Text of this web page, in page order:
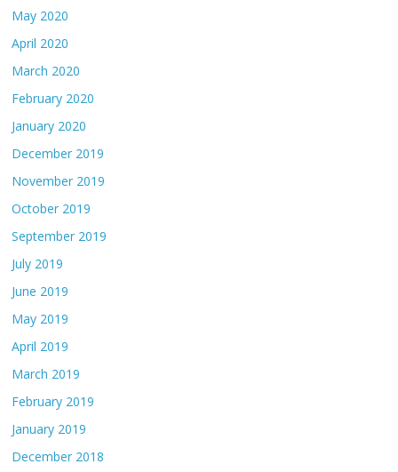
May 2020
April 2020
March 2020
February 2020
January 2020
December 2019
November 2019
October 2019
September 2019
July 2019
June 2019
May 2019
April 2019
March 2019
February 2019
January 2019
December 2018